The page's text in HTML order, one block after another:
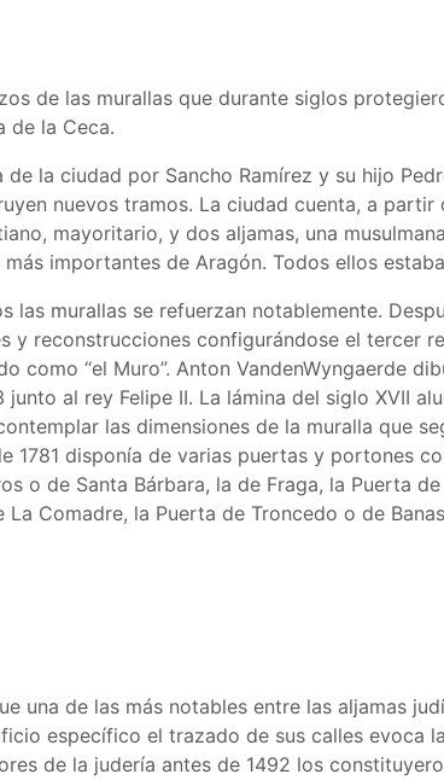
de las murallas que durante siglos
de la Ceca.
la ciudad por Sancho Ramírez y su hijo
nuevos tramos. La ciudad cuenta, a
mayoritario, y dos aljamas, una
importantes de Aragón. Todos ellos
las murallas se refuerzan notablemente.
y reconstrucciones configurándose el tercer
como “el Muro”. Anton VandenWyngaerde
al rey Felipe II. La lámina del siglo XVII
las dimensiones de la muralla que
1781 disponía de varias puertas y portones
o de Santa Bárbara, la de Fraga, la Puerta
Comadre, la Puerta de Troncedo o de
una de las más notables entre las aljamas
específico el trazado de sus calles evoca
de la judería antes de 1492 los